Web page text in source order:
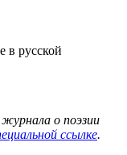
о поэзии
ссылке.